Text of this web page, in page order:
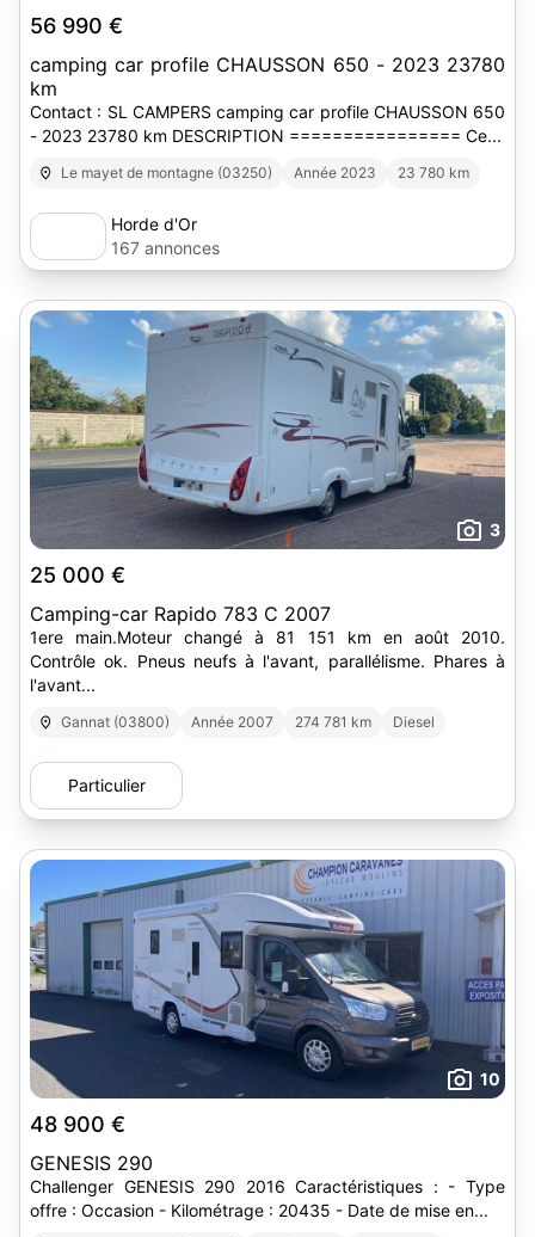
56 990 €
camping car profile CHAUSSON 650 - 2023 23780
km
Contact : SL CAMPERS camping car profile CHAUSSON 650
- 2023 23780 km DESCRIPTION ================ Ce...
Le mayet de montagne (03250) Année 2023 23 780 km
Horde d'Or
167 annonces
3
25 000 €
Camping-car Rapido 783 C 2007
1ere main.Moteur changé à 81 151 km en août 2010.
Contrôle ok. Pneus neufs à l'avant, parallélisme. Phares à
l'avant...
Gannat (03800) Année 2007 274 781 km Diesel
Particulier
10
48 900 €
GENESIS 290
Challenger GENESIS 290 2016 Caractéristiques : - Type
offre : Occasion - Kilométrage : 20435 - Date de mise en...